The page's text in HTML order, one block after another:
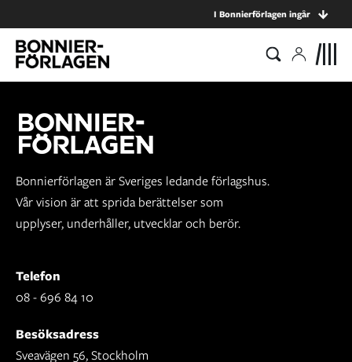
I Bonnierförlagen ingår
Bonnierförlagen är Sveriges ledande förlagshus.
Vår vision är att sprida berättelser som
upplyser, underhåller, utvecklar och berör.
Telefon
08 - 696 84 10
Besöksadress
Sveavägen 56, Stockholm